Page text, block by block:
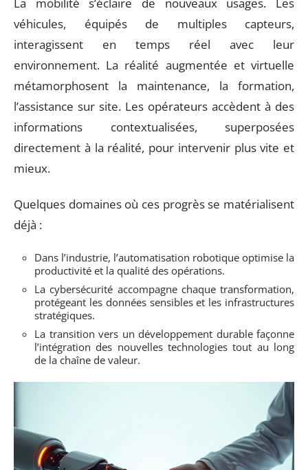
véhicules, équipés de multiples capteurs,
interagissent en temps réel avec leur
environnement. La réalité augmentée et virtuelle
métamorphosent la maintenance, la formation,
l’assistance sur site. Les opérateurs accèdent à des
informations contextualisées, superposées
directement à la réalité, pour intervenir plus vite et
mieux.
Quelques domaines où ces progrès se matérialisent
déjà :
Dans l’industrie, l’automatisation robotique optimise la
productivité et la qualité des opérations.
La cybersécurité accompagne chaque transformation,
protégeant les données sensibles et les infrastructures
stratégiques.
La transition vers un développement durable façonne
l’intégration des nouvelles technologies tout au long
de la chaîne de valeur.